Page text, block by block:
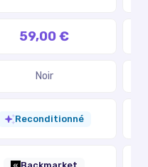
59,00 €
Noir
Reconditionné